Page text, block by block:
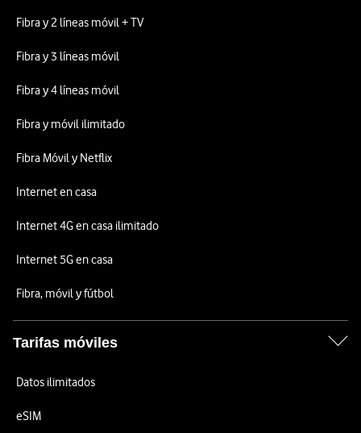
Fibra y 2 líneas móvil + TV
Fibra y 3 líneas móvil
Fibra y 4 líneas móvil
Fibra y móvil ilimitado
Fibra Móvil y Netflix
Internet en casa
Internet 4G en casa ilimitado
Internet 5G en casa
Fibra, móvil y fútbol
Tarifas móviles
Datos ilimitados
eSIM